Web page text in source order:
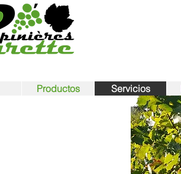
Productos Servicios